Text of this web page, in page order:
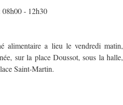
08h00 - 12h30
alimentaire a lieu le vendredi matin,
sur la place Doussot, sous la halle,
Saint-Martin.